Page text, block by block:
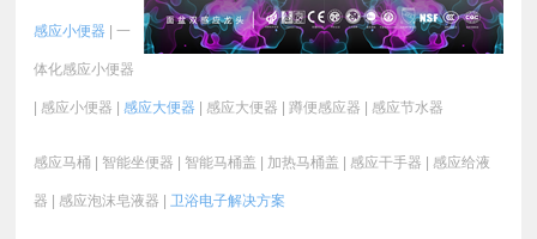
感应小便器 | 一
体化感应小便器
| 感应小便器 |感应大便器 | 感应大便器 | 蹲便感应器 | 感应节水器
感应马桶 | 智能坐便器 | 智能马桶盖 | 加热马桶盖 | 感应干手器 | 感应给液
器 | 感应泡沫皂液器 |卫浴电子解决方案